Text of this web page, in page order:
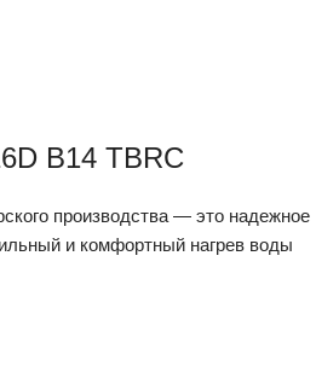
B14 TBRC
производства — это надежное
и комфортный нагрев воды